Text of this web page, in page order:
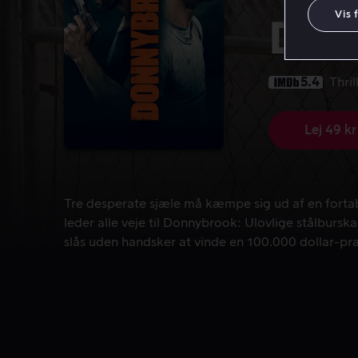
5.4
Lej 49 kr
Tre desperate sjæle må kæmpe sig ud af en
Tre desperate sjæle må kæmpe sig ud af en
leder alle veje til Donnybrook: Ulovlige
slås uden handsker at vinde en 100.000 dollar-
Vis